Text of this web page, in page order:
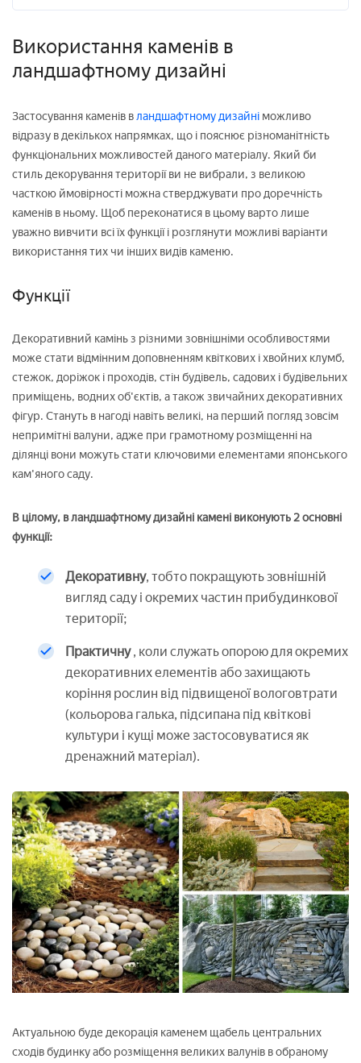
Використання каменів в
ландшафтному дизайні
Застосування каменів вландшафтному дизайні можливо
відразу в декількох напрямках, що і пояснює різноманітність
функціональних можливостей даного матеріалу. Який би
стиль декорування території ви не вибрали, з великою
часткою ймовірності можна стверджувати про доречність
каменів в ньому. Щоб переконатися в цьому варто лише
уважно вивчити всі їх функції і розглянути можливі варіанти
використання тих чи інших видів каменю.
Функції
Декоративний камінь з різними зовнішніми особливостями
може стати відмінним доповненням квіткових і хвойних клумб,
стежок, доріжок і проходів, стін будівель, садових і будівельних
приміщень, водних об'єктів, а також звичайних декоративних
фігур. Стануть в нагоді навіть великі, на перший погляд зовсім
непримітні валуни, адже при грамотному розміщенні на
ділянці вони можуть стати ключовими елементами японського
кам'яного саду.
В цілому, в ландшафтному дизайні камені виконують 2 основні
функції:
Декоративну, тобто покращують зовнішній
вигляд саду і окремих частин прибудинкової
території;
Практичну, коли служать опорою для окремих
декоративних елементів або захищають
коріння рослин від підвищеної вологовтрати
(кольорова галька, підсипана під квіткові
культури і кущі може застосовуватися як
дренажний матеріал).
Актуальною буде декорація каменем щабель центральних
сходів будинку або розміщення великих валунів в обраному